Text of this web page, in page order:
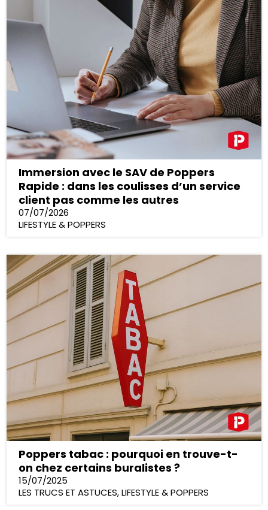
Immersion avec le SAV de Poppers
Rapide : dans les coulisses d’un service
client pas comme les autres
07/07/2026
LIFESTYLE & POPPERS
Poppers tabac : pourquoi en trouve-t-
on chez certains buralistes ?
15/07/2025
LES TRUCS ET ASTUCES,LIFESTYLE & POPPERS